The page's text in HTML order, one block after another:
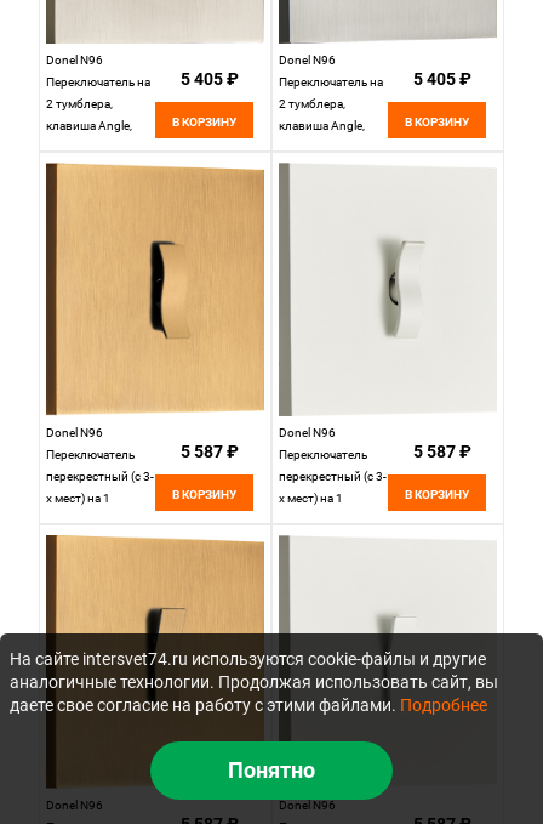
Donel N96
Переключатель на
2 тумблера,
клавиша Angle,
серия DT,
5 405 ₽
В КОРЗИНУ
Donel N96
Переключатель на
2 тумблера,
клавиша Angle,
5 405 ₽
В КОРЗИНУ
Donel N96
Переключатель
перекрестный (с 3-
х мест) на 1
Wave, 10AX 250V,
5 587 ₽
В КОРЗИНУ
Donel N96
Переключатель
перекрестный (с 3-
х мест) на 1
5 587 ₽
В КОРЗИНУ
Donel N96
Donel N96
На сайте intersvet74.ru используются cookie-файлы и другие
аналогичные технологии. Продолжая использовать сайт, вы
даете свое согласие на работу с этими файлами. Подробнее
Понятно